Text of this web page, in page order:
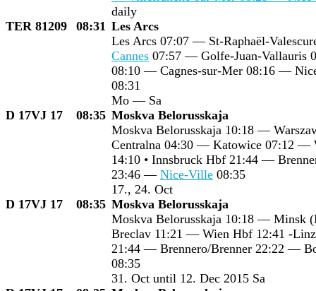
daily
TER 81209
08:31 Les Arcs
Les Arcs 07:07 — St-Raphaël-
Cannes 07:57 — Golfe-Juan-Vallauris
08:10 — Cagnes-sur-Mer 08:16 —
08:31
Mo — Sa
D 17VJ 17
08:35 Moskva Belorusskaja
Moskva Belorusskaja 10:18 —
Centralna 04:30 — Katowice 07:12
14:10 • Innsbruck Hbf 21:44 —
23:46 — Nice-Ville 08:35
17., 24. Oct
D 17VJ 17
08:35 Moskva Belorusskaja
Moskva Belorusskaja 10:18 —
Breclav 11:21 — Wien Hbf 12:41 -
21:44 — Brennero/Brenner 22:22 —
08:35
31. Oct until 12. Dec 2015 Sa